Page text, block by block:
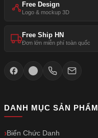
Free Design
Logo & mockup 3D
Free Ship HN
Đơn lớn miễn phí toàn quốc
DANH MỤC SẢN PHẨM
Biển Chức Danh